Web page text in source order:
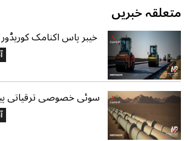
متعلقہ خبریں
سوئی خصوصی ترقیاتی
مرحلے میں،